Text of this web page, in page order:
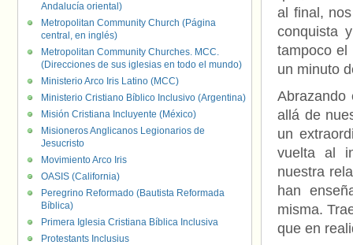
al final,
conquista
tampoco el
un minuto
Abrazando
allá de
un
vuelta al
nuestra
han
misma.
que en
Andalucía oriental)
Metropolitan Community Church (Página
central, en inglés)
Metropolitan Community Churches. MCC.
(Direcciones de sus iglesias en todo el mundo)
Ministerio Arco Iris Latino (MCC)
Ministerio Cristiano Bíblico Inclusivo (Argentina)
Misión Cristiana Incluyente (México)
Misioneros Anglicanos Legionarios de
Jesucristo
Movimiento Arco Iris
OASIS (California)
Peregrino Reformado (Bautista Reformada
Bíblica)
Primera Iglesia Cristiana Bíblica Inclusiva
Protestants Inclusius